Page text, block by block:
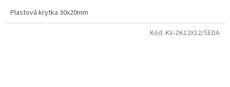
Plastová krytka 30x20mm
Kód: KV-ZK12X12/SEDA